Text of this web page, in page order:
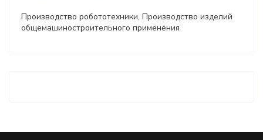
Производство робототехники, Производство изделий
общемашиностроительного применения